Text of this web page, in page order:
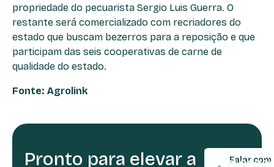
propriedade do pecuarista Sergio Luis Guerra. O
restante será comercializado com recriadores do
estado que buscam bezerros para a reposição e que
participam das seis cooperativas de carne de
qualidade do estado.
Fonte: Agrolink
Pronto para elevar a
Falar com
TELEFONE:
(54)